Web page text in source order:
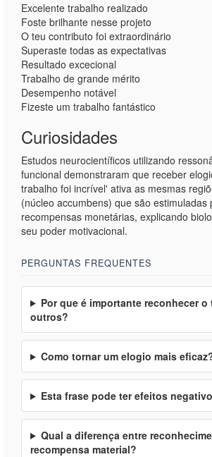
Excelente trabalho realizado
Foste brilhante nesse projeto
O teu contributo foi extraordinário
Superaste todas as expectativas
Resultado excecional
Trabalho de grande mérito
Desempenho notável
Fizeste um trabalho fantástico
Curiosidades
Estudos neurocientíficos utilizando
funcional demonstraram que receber
trabalho foi incrível' ativa as mesmas
(núcleo accumbens) que são estimuladas
recompensas monetárias, explicando
seu poder motivacional.
PERGUNTAS FREQUENTES
Por que é importante reconhecer
outros?
Como tornar um elogio mais
Esta frase pode ter efeitos
Qual a diferença entre
recompensa material?